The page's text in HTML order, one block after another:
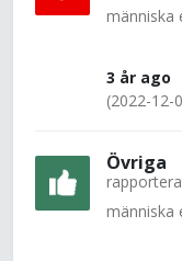
människa
3 år ago
(2022-12-
Övriga
människa